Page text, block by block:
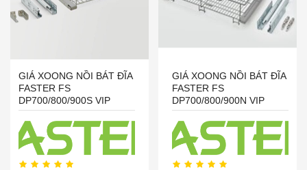
GIÁ XOONG NỒI BÁT ĐĨA
FASTER FS
DP700/800/900S VIP
GIÁ XOONG NỒI BÁT ĐĨA
FASTER FS
DP700/800/900N VIP